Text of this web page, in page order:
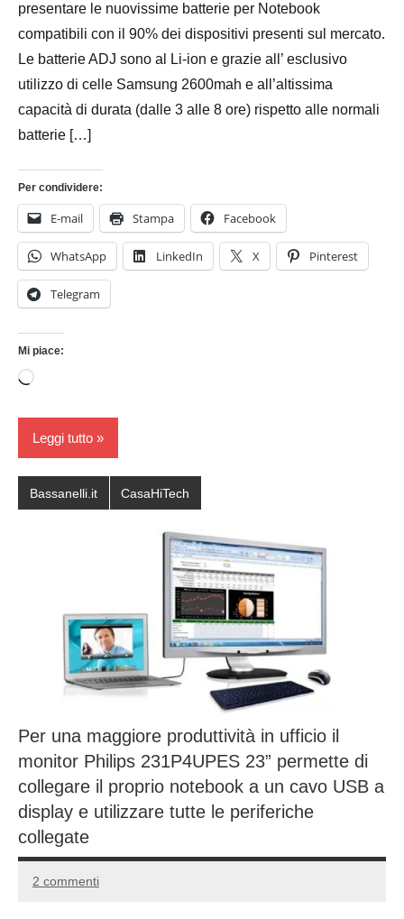
presentare le nuovissime batterie per Notebook
compatibili con il 90% dei dispositivi presenti sul mercato.
Le batterie ADJ sono al Li-ion e grazie all’ esclusivo
utilizzo di celle Samsung 2600mah e all’altissima
capacità di durata (dalle 3 alle 8 ore) rispetto alle normali
batterie […]
Per condividere:
E-mail Stampa Facebook
WhatsApp LinkedIn X Pinterest
Telegram
Mi piace:
Caricamento
corso…
Leggi tutto
Bassanelli.it CasaHiTech
Per una maggiore produttività in ufficio il
monitor Philips 231P4UPES 23” permette di
collegare il proprio notebook a un cavo USB a
display e utilizzare tutte le periferiche
collegate
30
Andrea
2 commenti